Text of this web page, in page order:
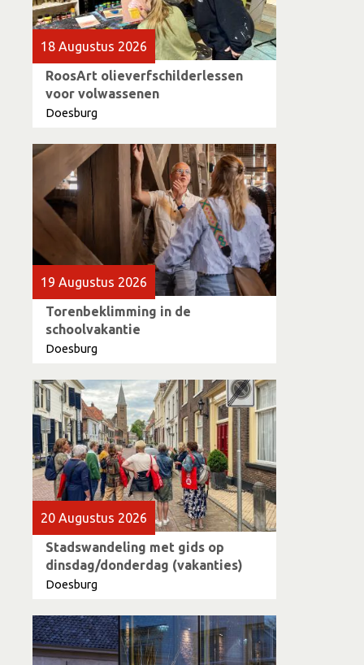
18 Augustus 2026
RoosArt olieverfschilderlessen
voor volwassenen
Doesburg
19 Augustus 2026
Torenbeklimming in de
schoolvakantie
Doesburg
20 Augustus 2026
Stadswandeling met gids op
dinsdag/donderdag (vakanties)
Doesburg